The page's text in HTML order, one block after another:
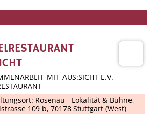
MIT AUS:SICHT E.V.
Rosenau - Lokalität & Bühne,
109 b, 70178 Stuttgart (West)